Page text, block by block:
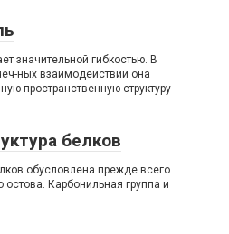
значительной гибкостью. В
ных взаимодействий она
пространственную структуру
белков
обусловлена прежде всего
остова. Карбонильная группа и